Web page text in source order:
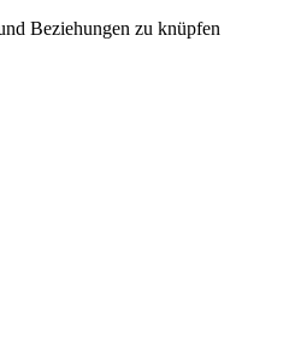
Beziehungen zu knüpfen